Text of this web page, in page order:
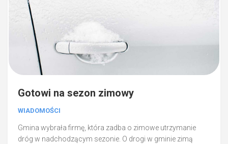
Gotowi na sezon zimowy
WIADOMOŚCI
Gmina wybrała firmę, która zadba o zimowe utrzymanie
dróg w nadchodzącym sezonie. O drogi w gminie zimą